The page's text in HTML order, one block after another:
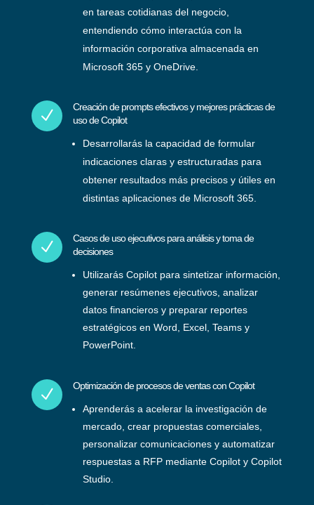
en tareas cotidianas del negocio,
entendiendo cómo interactúa con la
información corporativa almacenada en
Microsoft 365 y OneDrive.
N
Creación de prompts efectivos y mejores prácticas de
uso de Copilot
Desarrollarás la capacidad de formular
indicaciones claras y estructuradas para
obtener resultados más precisos y útiles en
distintas aplicaciones de Microsoft 365.
N
Casos de uso ejecutivos para análisis y toma de
decisiones
Utilizarás Copilot para sintetizar información,
generar resúmenes ejecutivos, analizar
datos financieros y preparar reportes
estratégicos en Word, Excel, Teams y
PowerPoint.
N Optimización de procesos de ventas con Copilot
Aprenderás a acelerar la investigación de
mercado, crear propuestas comerciales,
personalizar comunicaciones y automatizar
respuestas a RFP mediante Copilot y Copilot
Studio.